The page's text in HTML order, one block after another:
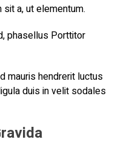
a, ut elementum.
phasellus Porttitor
mauris hendrerit luctus
duis in velit sodales